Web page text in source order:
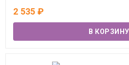
2 535 ₽